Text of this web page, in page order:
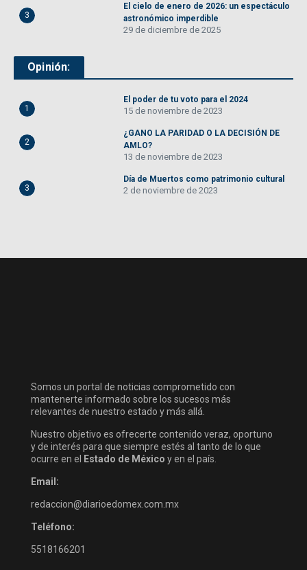
3
El cielo de enero de 2026: un espectáculo
astronómico imperdible
29 de diciembre de 2025
Opinión:
1
El poder de tu voto para el 2024
15 de noviembre de 2023
2
¿GANO LA PARIDAD O LA DECISIÓN DE
AMLO?
13 de noviembre de 2023
3
Día de Muertos como patrimonio cultural
2 de noviembre de 2023
Somos un portal de noticias comprometido con
mantenerte informado sobre los sucesos más
relevantes de nuestro estado y más allá.
Nuestro objetivo es ofrecerte contenido veraz, oportuno
y de interés para que siempre estés al tanto de lo que
ocurre en el
Estado de México y en el país.
Email:
redaccion@diarioedomex.com.mx
Teléfono:
5518166201